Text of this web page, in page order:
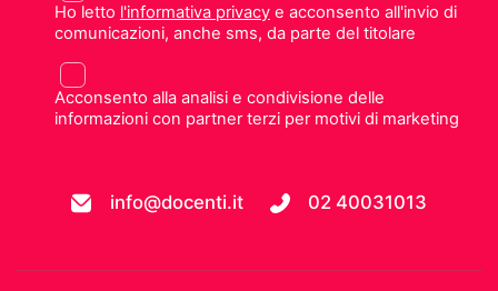
Ho letto l'informativa privacye acconsento all'invio di
comunicazioni, anche sms, da parte del titolare
Acconsento alla analisi e condivisione delle
informazioni con partner terzi per motivi di marketing
info@docenti.it 02 40031013